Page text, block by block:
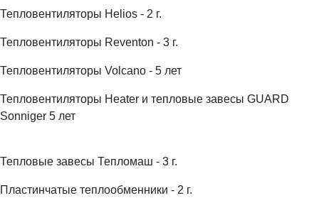
Тепловентиляторы Helios - 2 г.
Тепловентиляторы Reventon - 3 г.
Тепловентиляторы Volcano - 5 лет
Тепловентиляторы Heater и тепловые завесы GUARD
Sonniger 5 лет
Тепловые завесы Тепломаш - 3 г.
Пластинчатые теплообменники - 2 г.